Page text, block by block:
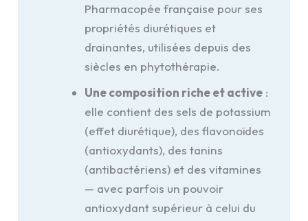
Pharmacopée française pour ses
propriétés diurétiques et
drainantes, utilisées depuis des
siècles en phytothérapie.
Une composition riche et active:
elle contient des sels de potassium
(effet diurétique), des flavonoïdes
(antioxydants), des tanins
(antibactériens) et des vitamines
— avec parfois un pouvoir
antioxydant supérieur à celui du